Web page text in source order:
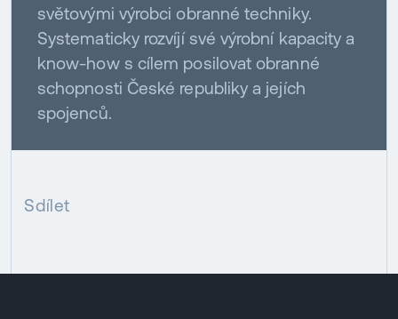
světovými výrobci obranné techniky.
Systematicky rozvíjí své výrobní kapacity a
know-how s cílem posilovat obranné
schopnosti České republiky a jejích
spojenců.
Sdílet